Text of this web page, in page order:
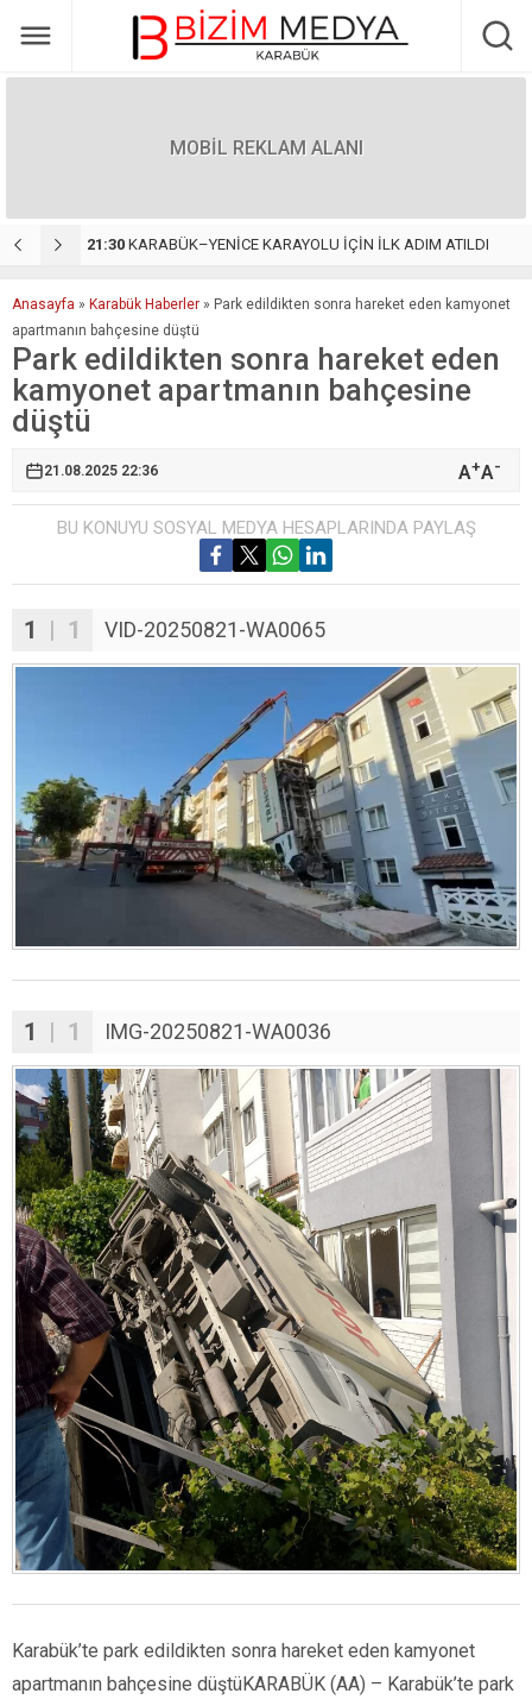
MOBİL REKLAM ALANI
ATILDI 22:55 Yöresel Lezzetleri Türkiye’nin Dört Bir Yanına Taşıyan Başarı Hikâyesi: Duman Organizasyon
Anasayfa » Karabük Haberler » Park edildikten sonra hareket eden kamyonet
apartmanın bahçesine düştü
Park edildikten sonra hareket eden
kamyonet apartmanın bahçesine
düştü
21.08.2025 22:36 A+A-
BU KONUYU SOSYAL MEDYA HESAPLARINDA PAYLAŞ
1 | 1 VID-20250821-WA0065
1 | 1 IMG-20250821-WA0036
Karabük’te park edildikten sonra hareket eden kamyonet
apartmanın bahçesine düştüKARABÜK (AA) – Karabük’te park